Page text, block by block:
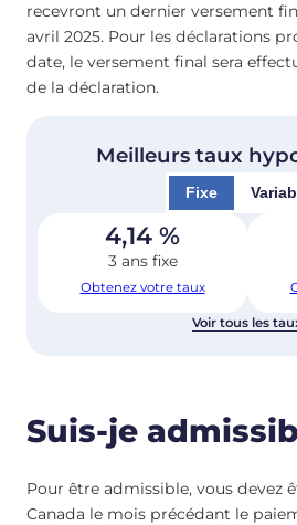
recevront un dernier versement
avril 2025. Pour les déclarations
date, le versement final sera
de la déclaration.
Meilleurs taux
Fixe
4,14 %
3 ans fixe
Obtenez votre taux
Voir tous les
Suis-je
Pour être admissible, vous devez
Canada le mois précédant le